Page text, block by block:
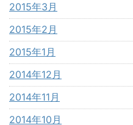
2015年3月
2015年2月
2015年1月
2014年12月
2014年11月
2014年10月